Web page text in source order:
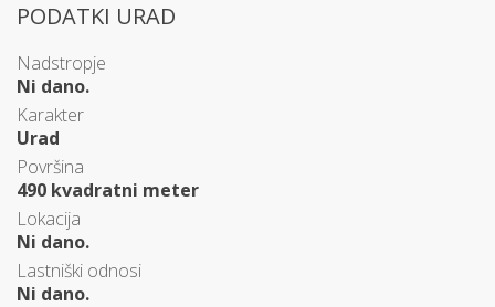
PODATKI URAD
Nadstropje
Ni dano.
Karakter
Urad
Površina
490 kvadratni meter
Lokacija
Ni dano.
Lastniški odnosi
Ni dano.